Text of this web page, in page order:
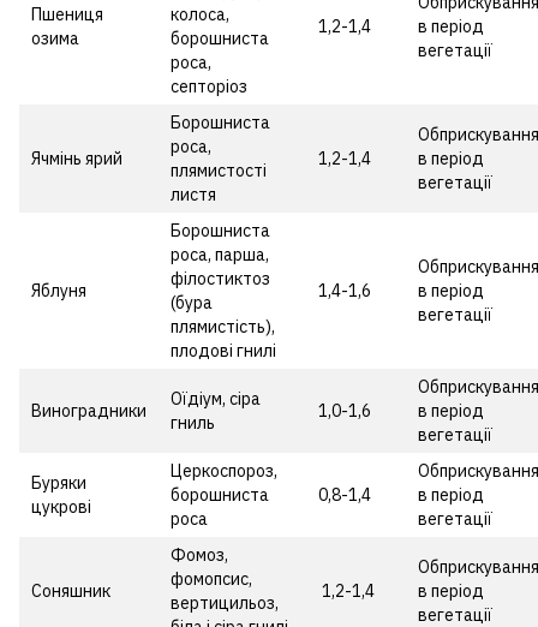
Пшениця
озима
колоса,
борошниста
роса,
септоріоз
1,2-1,4
в період
вегетації
Ячмінь ярий
Борошниста
роса,
плямистості
листя
1,2-1,4
Обприскування
в період
вегетації
Яблуня
Борошниста
роса, парша,
філостиктоз
(бура
плямистість),
плодові гнилі
1,4-1,6
Обприскування
в період
вегетації
Виноградники
Оїдіум, сіра
гниль
1,0-1,6
Обприскування
в період
вегетації
Буряки
цукрові
Церкоспороз,
борошниста
роса
0,8-1,4
Обприскування
в період
вегетації
Соняшник
Фомоз,
фомопсис,
вертицильоз,
1,2-1,4
Обприскування
в період
вегетації